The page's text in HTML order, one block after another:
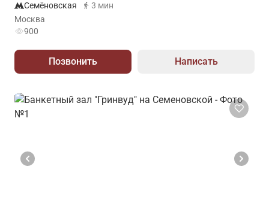
Семёновская
3 мин
Москва
900
Позвонить Написать